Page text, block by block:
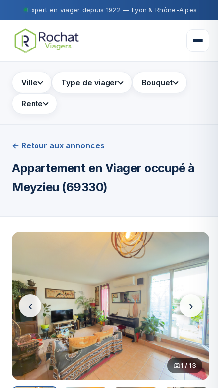
Expert en viager depuis 1922 — Lyon & Rhône-Alpes
Ouvrir
Ville Type de viager Bouquet
Rente
← Retour aux annonces
Appartement en Viager occupé à
Meyzieu (69330)
‹ ›
1 / 13